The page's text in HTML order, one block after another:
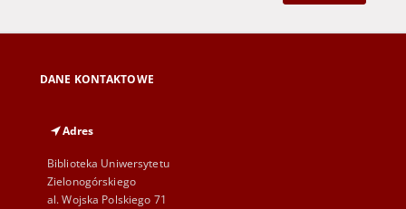
DANE KONTAKTOWE
Adres
Biblioteka Uniwersytetu
Zielonogórskiego
al. Wojska Polskiego 71